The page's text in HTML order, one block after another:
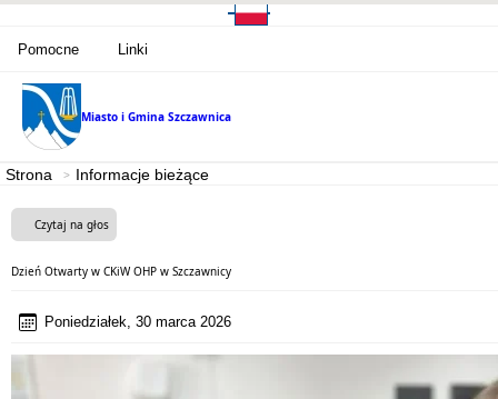
Pomocne Linki
Miasto i Gmina Szczawnica
Strona Informacje bieżące
Czytaj na głos
Dzień Otwarty w CKiW OHP w Szczawnicy
Poniedziałek, 30 marca 2026